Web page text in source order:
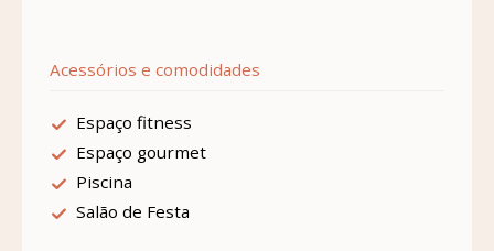
Acessórios e comodidades
Espaço fitness
Espaço gourmet
Piscina
Salão de Festa